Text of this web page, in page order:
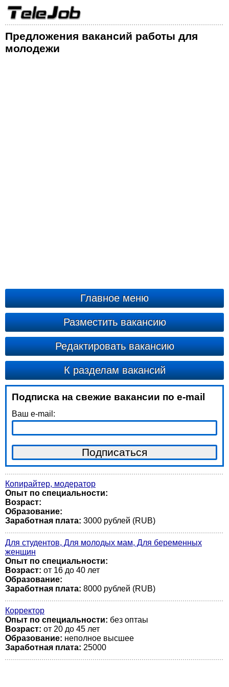
Предложения вакансий работы для
молодежи
Главное меню
Разместить вакансию
Редактировать вакансию
К разделам вакансий
Подписка на свежие вакансии по e-mail
Ваш e-mail:
Копирайтер, модератор
Опыт по специальности:
Возраст:
Образование:
Заработная плата: 3000 рублей (RUB)
Для студентов, Для молодых мам, Для беременных
женщин
Опыт по специальности:
Возраст: от 16 до 40 лет
Образование:
Заработная плата: 8000 рублей (RUB)
Корректор
Опыт по специальности: без оптаы
Возраст: от 20 до 45 лет
Образование: неполное высшее
Заработная плата: 25000